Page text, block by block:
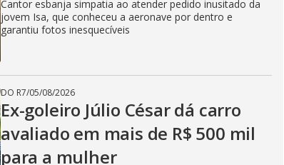
Cantor esbanja simpatia ao atender pedido inusitado da
jovem Isa, que conheceu a aeronave por dentro e
garantiu fotos inesquecíveis
DO R7/05/08/2026
Ex-goleiro Júlio César dá carro
avaliado em mais de R$ 500 mil
para a mulher